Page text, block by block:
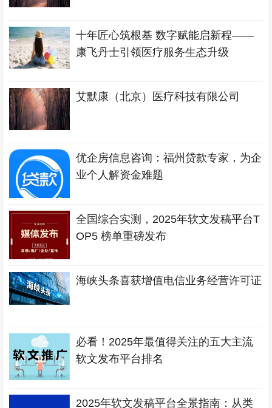
十年匠心筑根基 数字赋能启新程——
康飞丹士引领医疗服务生态升级
艾默康（北京）医疗科技有限公司
优企房信息咨询：福州贷款专家，为企
业个人解资金难题
全国综合实测，2025年软文发稿平台T
OP5 榜单重磅发布
海峡头条喜获增值电信业务经营许可证
必看！2025年最值得关注的五大主流
软文发布平台排名
2025年软文发稿平台全景指南：从类